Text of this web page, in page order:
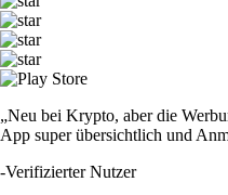
„Neu bei Krypto, aber die
App super übersichtlich und
-Verifizierter Nutzer